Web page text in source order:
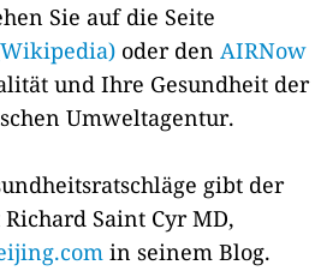
Sie auf die Seite
oder den AIRNow
und Ihre Gesundheit der
Umweltagentur.
gibt der
Saint Cyr MD,
in seinem Blog.